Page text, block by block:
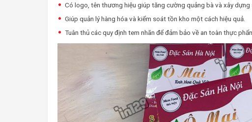
Có logo, tên thương hiệu giúp tăng cường quảng bà và xây
Giúp quản lý hàng hóa và kiểm soát tồn kho một cách hiệu quả.
Tuân thủ các quy định tem nhãn để đảm bảo về an toàn thực